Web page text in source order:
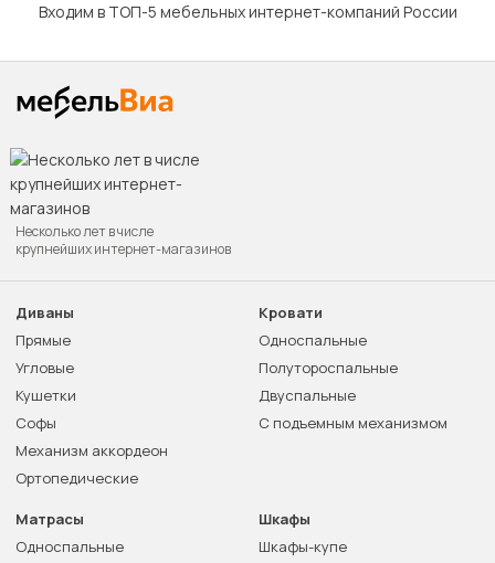
Входим в ТОП-5 мебельных интернет-компаний России
Несколько лет в числе
крупнейших интернет-магазинов
Диваны
Прямые
Угловые
Кушетки
Софы
Механизм аккордеон
Ортопедические
Кровати
Односпальные
Полутороспальные
Двуспальные
С подъемным механизмом
Матрасы
Односпальные
Шкафы
Шкафы-купе